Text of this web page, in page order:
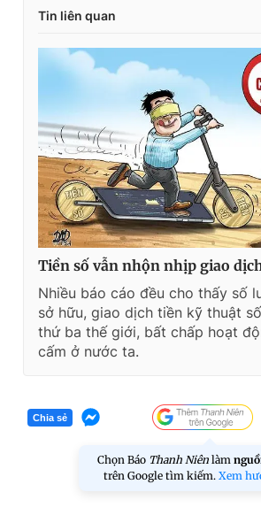
Tin liên quan
Tiền số vẫn nhộn nhịp giao
Nhiều báo cáo đều cho thấy số
sở hữu, giao dịch tiền kỹ thuật
thứ ba thế giới, bất chấp hoạt
cấm ở nước ta.
Chia sẻ
Chọn Báo Thanh Niên làm
trên Google tìm kiếm. Xem